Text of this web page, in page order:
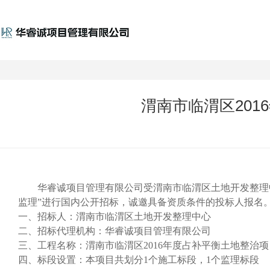
渭南市临渭区
华睿诚项目管理有限公司受渭南市临渭区土地开发整
监理”进行国内公开招标，诚邀具备资质条件的投标人报名
一、招标人：渭南市临渭区土地开发整理中心
二、招标代理机构： 华睿诚项目管理有限公司
三、工程名称：渭南市临渭区2016年度占补平衡土地整治
四、标段设置：本项目共划分1个施工标段，1个监理标段